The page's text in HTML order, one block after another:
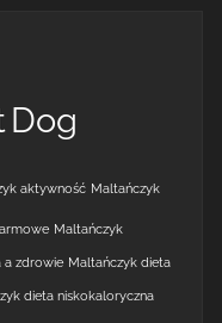
Dog
aktywność Maltańczyk
Maltańczyk
a zdrowie Maltańczyk dieta
dieta niskokaloryczna